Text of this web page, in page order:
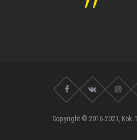
Copyright © 2016-2021,